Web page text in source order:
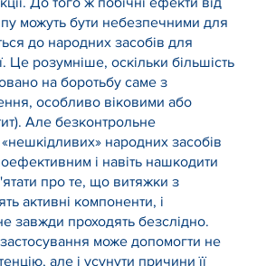
можуть бути небезпечними для
до народних засобів для
Це розумніше, оскільки більшість
на боротьбу саме з
особливо віковими або
Але безконтрольне
народних засобів
і навіть нашкодити
про те, що витяжки з
активні компоненти, і
завжди проходять безслідно.
може допомогти не
але і усунути причини її